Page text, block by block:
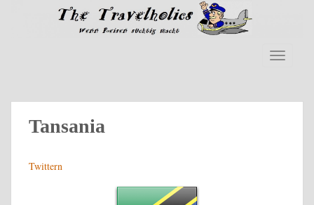
Tansania
Twittern